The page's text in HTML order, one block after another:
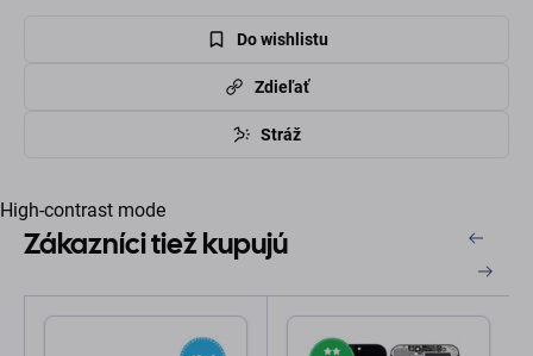
Do wishlistu
Zdieľať
Stráž
High-contrast mode
Zákazníci tiež kupujú